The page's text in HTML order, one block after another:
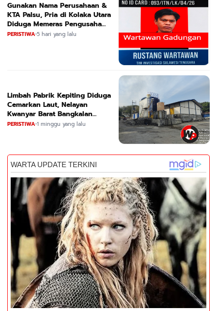
Gunakan Nama Perusahaan &
KTA Palsu, Pria di Kolaka Utara
Diduga Memeras Pengusaha
Tambang dan Minyak
PERISTIWA•5 hari yang lalu
Limbah Pabrik Kepiting Diduga
Cemarkan Laut, Nelayan
Kwanyar Barat Bangkalan
Desak DLH Turun Tangan
PERISTIWA•1 minggu yang lalu